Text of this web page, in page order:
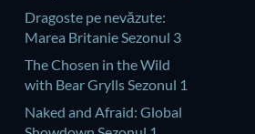
Dragoste pe nevăzute:
Marea Britanie Sezonul 3
The Chosen in the Wild
with Bear Grylls Sezonul 1
Naked and Afraid: Global